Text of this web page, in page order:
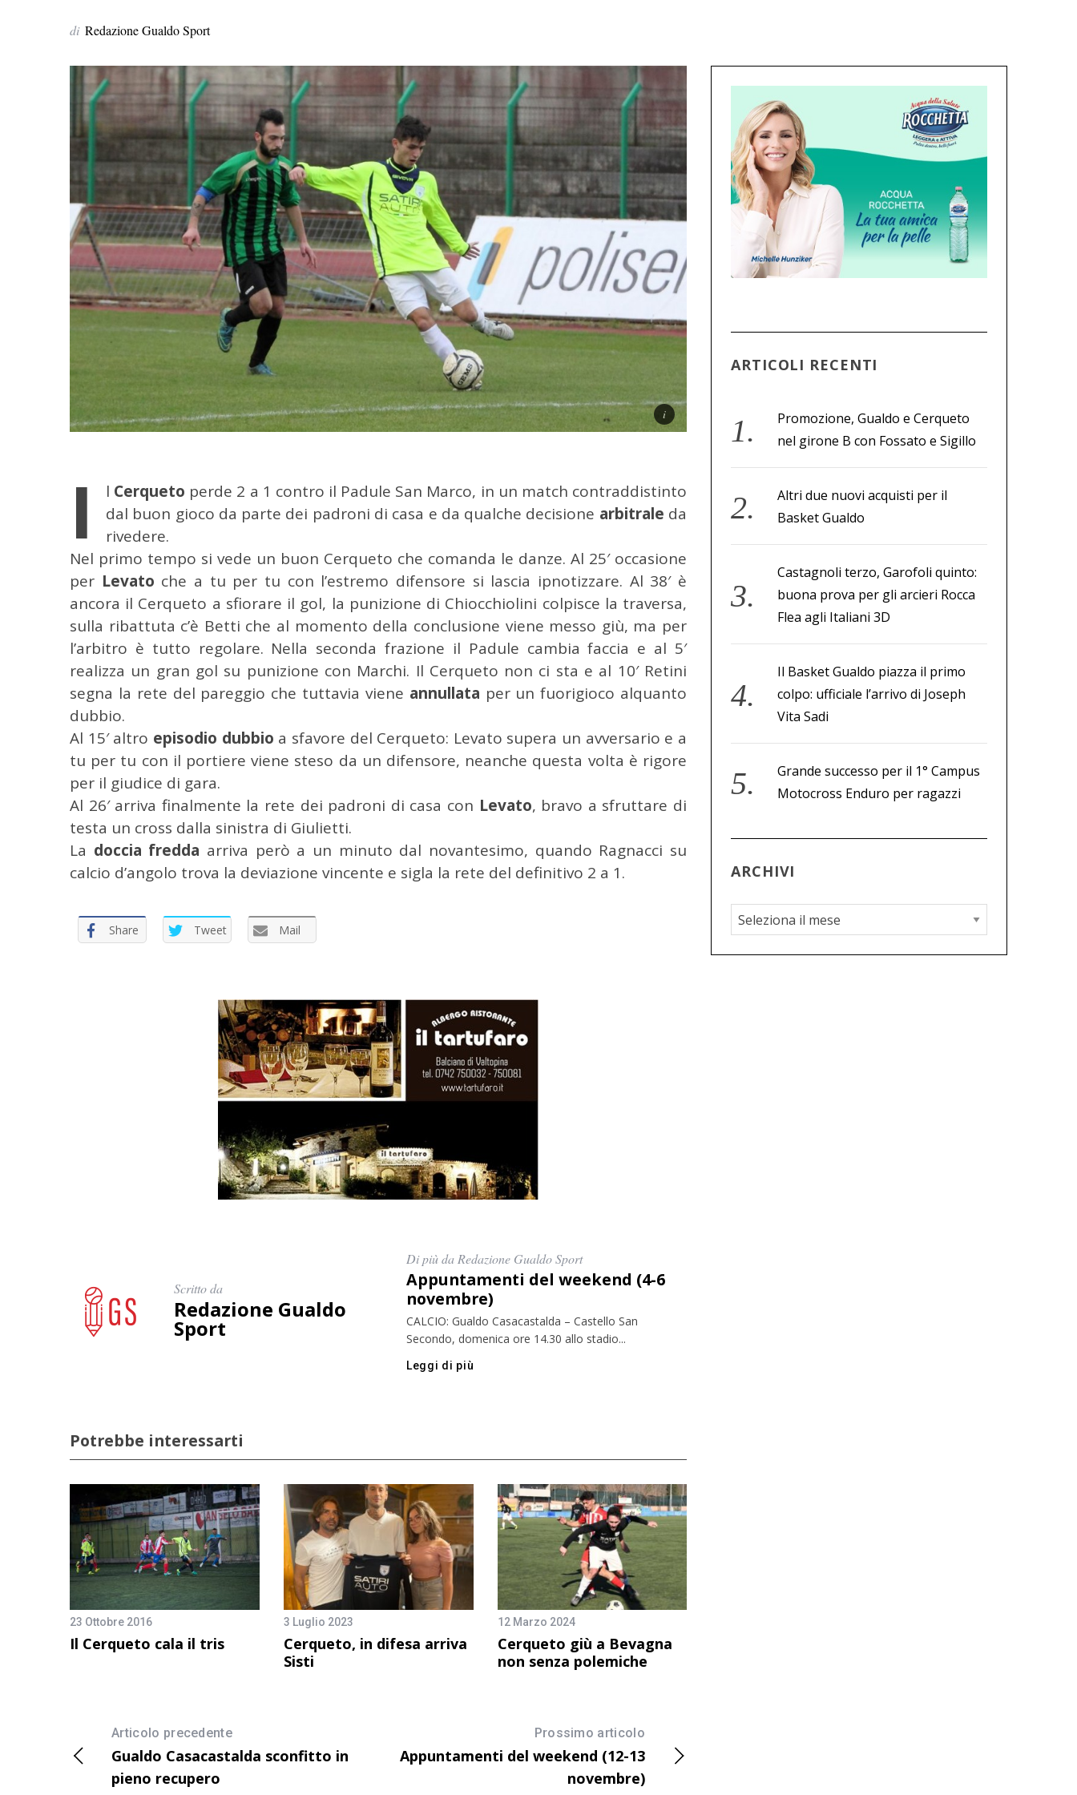
di Redazione Gualdo Sport
I l Cerqueto perde 2 a 1 contro il Padule San Marco, in un match contraddistinto
dal buon gioco da parte dei padroni di casa e da qualche decisione arbitrale da
rivedere.
Nel primo tempo si vede un buon Cerqueto che comanda le danze. Al 25′ occasione
per Levato che a tu per tu con l’estremo difensore si lascia ipnotizzare. Al 38′ è
ancora il Cerqueto a sfiorare il gol, la punizione di Chiocchiolini colpisce la traversa,
sulla ribattuta c’è Betti che al momento della conclusione viene messo giù, ma per
l’arbitro è tutto regolare. Nella seconda frazione il Padule cambia faccia e al 5′
realizza un gran gol su punizione con Marchi. Il Cerqueto non ci sta e al 10′ Retini
segna la rete del pareggio che tuttavia viene annullata per un fuorigioco alquanto
dubbio.
Al 15′ altro episodio dubbio a sfavore del Cerqueto: Levato supera un avversario e a
tu per tu con il portiere viene steso da un difensore, neanche questa volta è rigore
per il giudice di gara.
Al 26′ arriva finalmente la rete dei padroni di casa con Levato, bravo a sfruttare di
testa un cross dalla sinistra di Giulietti.
La doccia fredda arriva però a un minuto dal novantesimo, quando Ragnacci su
calcio d’angolo trova la deviazione vincente e sigla la rete del definitivo 2 a 1.
Share Tweet Mail
Scritto da
Redazione Gualdo
Sport
Di più da Redazione Gualdo Sport
Appuntamenti del weekend (4-6
novembre)
CALCIO: Gualdo Casacastalda – Castello San
Secondo, domenica ore 14.30 allo stadio...
Leggi di più
Potrebbe interessarti
23 Ottobre 2016
Il Cerqueto cala il tris
3 Luglio 2023
Cerqueto, in difesa arriva
Sisti
12 Marzo 2024
Cerqueto giù a Bevagna
non senza polemiche
Articolo precedente
Gualdo Casacastalda sconfitto in
pieno recupero
Prossimo articolo
Appuntamenti del weekend (12-13
novembre)
ARTICOLI RECENTI
Promozione, Gualdo e Cerqueto
nel girone B con Fossato e Sigillo
Altri due nuovi acquisti per il
Basket Gualdo
Castagnoli terzo, Garofoli quinto:
buona prova per gli arcieri Rocca
Flea agli Italiani 3D
Il Basket Gualdo piazza il primo
colpo: ufficiale l’arrivo di Joseph
Vita Sadi
Grande successo per il 1° Campus
Motocross Enduro per ragazzi
ARCHIVI
A
r
c
C
e
r
c
a
p
: